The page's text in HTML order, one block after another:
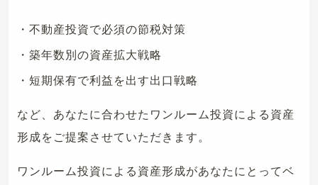
・不動産投資で必須の節税対策
・築年数別の資産拡大戦略
・短期保有で利益を出す出口戦略
など、あなたに合わせたワンルーム投資による資産
形成をご提案させていただきます。
ワンルーム投資による資産形成があなたにとってベ